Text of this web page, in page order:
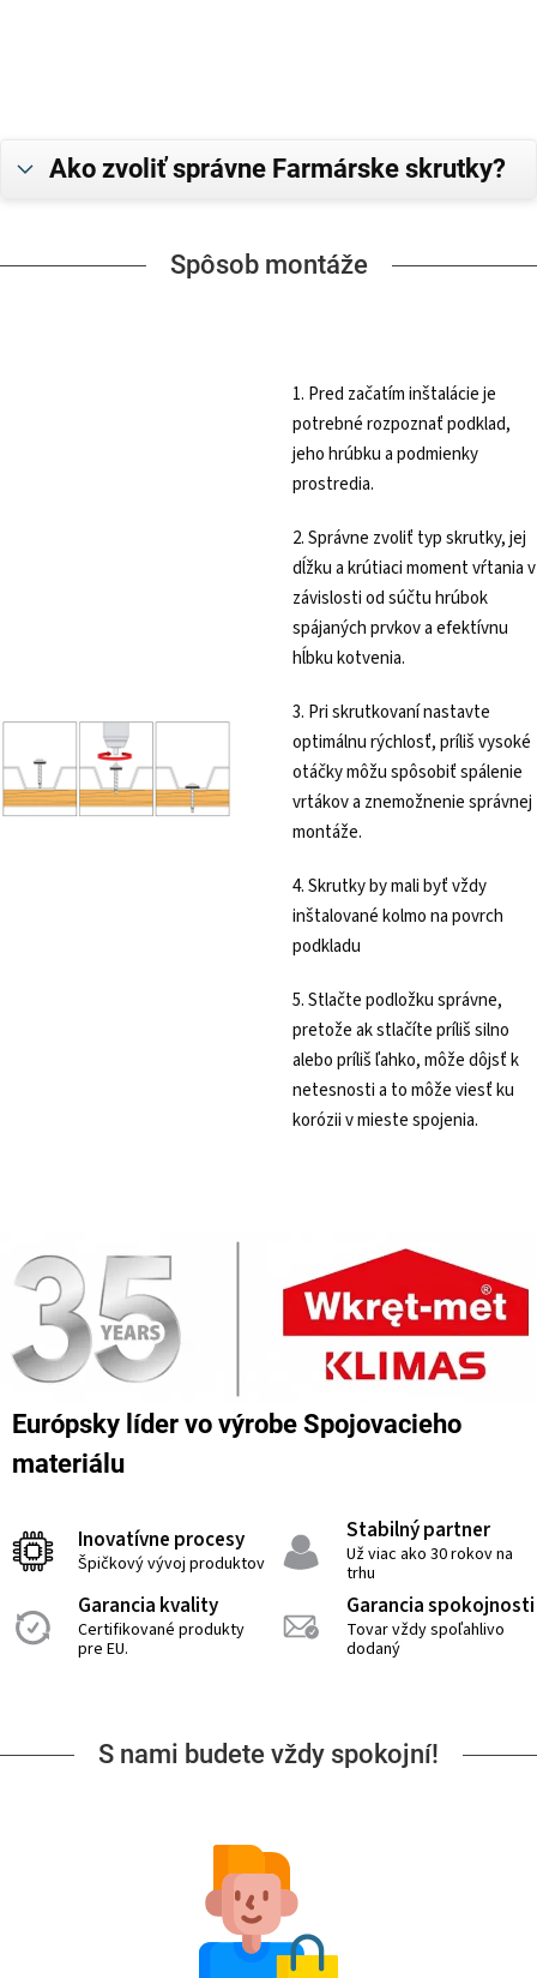
Ako zvoliť správne Farmárske skrutky?
Spôsob montáže
1. Pred začatím inštalácie je
potrebné rozpoznať podklad,
jeho hrúbku a podmienky
prostredia.
2. Správne zvoliť typ skrutky, jej
dĺžku a krútiaci moment vŕtania v
závislosti od súčtu hrúbok
spájaných prvkov a efektívnu
hĺbku kotvenia.
3. Pri skrutkovaní nastavte
optimálnu rýchlosť, príliš vysoké
otáčky môžu spôsobiť spálenie
vrtákov a znemožnenie správnej
montáže.
4. Skrutky by mali byť vždy
inštalované kolmo na povrch
podkladu
5. Stlačte podložku správne,
pretože ak stlačíte príliš silno
alebo príliš ľahko, môže dôjsť k
netesnosti a to môže viesť ku
korózii v mieste spojenia.
Európsky líder vo výrobe Spojovacieho
materiálu
Inovatívne procesy
Špičkový vývoj produktov
Stabilný partner
Už viac ako 30 rokov na
trhu
Garancia kvality
Certifikované produkty
pre EU.
Garancia spokojnosti
Tovar vždy spoľahlivo
dodaný
S nami budete vždy spokojní!